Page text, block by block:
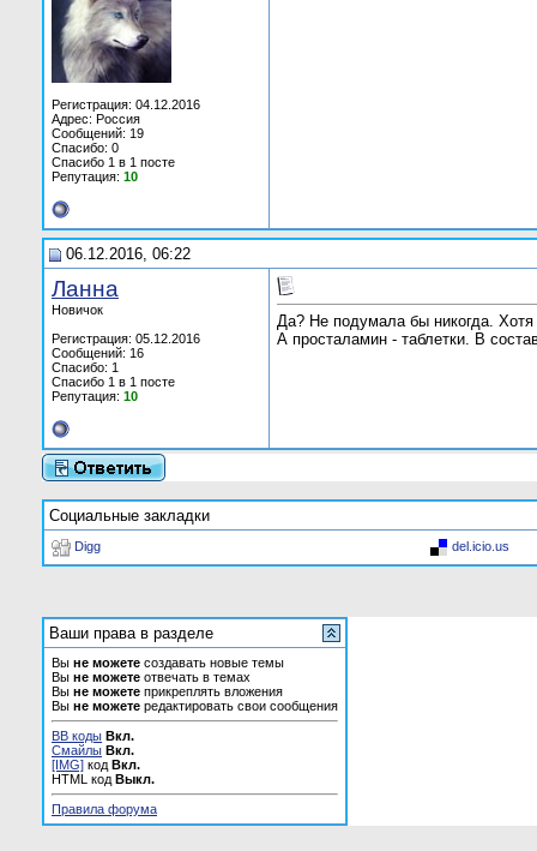
Регистрация: 04.12.2016
Адрес: Россия
Сообщений: 19
Спасибо: 0
Спасибо 1 в 1 посте
Репутация: 10
06.12.2016, 06:22
Ланна
Новичок
Регистрация: 05.12.2016
Сообщений: 16
Спасибо: 1
Спасибо 1 в 1 посте
Репутация: 10
Да? Не подумала бы никогда.
А просталамин - таблетки. В
Социальные закладки
Digg del.icio.us
Ваши права в разделе
Вы не можете создавать новые темы
Вы не можете отвечать в темах
Вы не можете прикреплять вложения
Вы не можете редактировать свои сообщения
BB коды Вкл.
Смайлы Вкл.
[IMG] код Вкл.
HTML код Выкл.
Правила форума